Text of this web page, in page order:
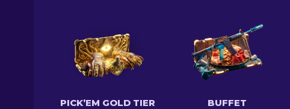
PICK’EM GOLD TIER
BUFFET